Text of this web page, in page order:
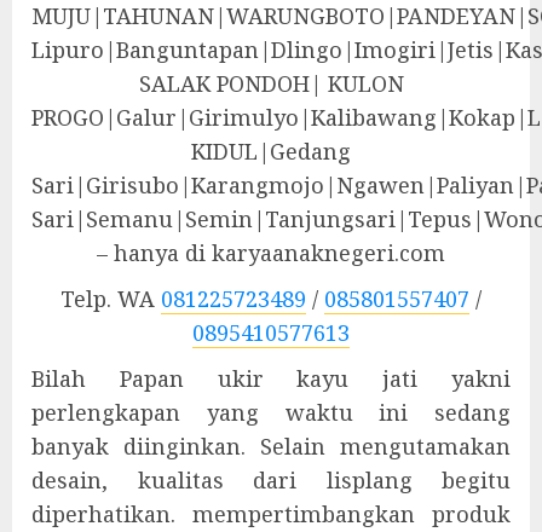
SALAK PONDOH| KULON
KIDUL|Gedang
– hanya di karyaanaknegeri.com
Telp. WA 081225723489 / 085801557407 /
0895410577613
Bilah Papan ukir kayu jati yakni
perlengkapan yang waktu ini sedang
banyak diinginkan. Selain mengutamakan
desain, kualitas dari lisplang begitu
diperhatikan. mempertimbangkan produk